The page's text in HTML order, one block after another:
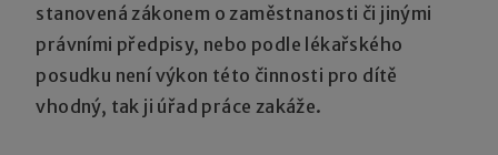
stanovená zákonem o zaměstnanosti či jinými
právními předpisy, nebo podle lékařského
posudku není výkon této činnosti pro dítě
vhodný, tak ji úřad práce zakáže.